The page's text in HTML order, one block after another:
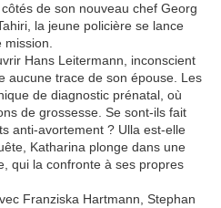
de son nouveau chef Georg
la jeune policière se lance
Hans Leitermann, inconscient
aucune trace de son épouse. Les
de diagnostic prénatal, où
de grossesse. Se sont-ils fait
anti-avortement ? Ulla est-elle
Katharina plonge dans une
qui la confronte à ses propres
Franziska Hartmann, Stephan